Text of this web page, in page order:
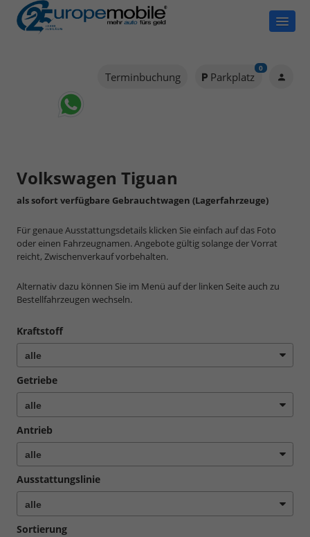
Terminbuchung Parkplatz
0
Volkswagen Tiguan
als sofort verfügbare Gebrauchtwagen (Lagerfahrzeuge)
Für genaue Ausstattungsdetails klicken Sie einfach auf das Foto
oder einen Fahrzeugnamen. Angebote gültig solange der Vorrat
reicht, Zwischenverkauf vorbehalten.
Alternativ dazu können Sie im Menü auf der linken Seite auch zu
Bestellfahrzeugen wechseln.
Kraftstoff
Getriebe
Antrieb
Ausstattungslinie
Sortierung